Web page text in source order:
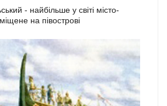
- найбільше у світі місто-
на півострові